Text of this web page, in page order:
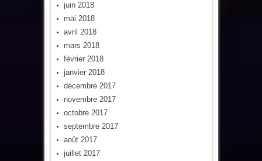
juin 2018
mai 2018
avril 2018
mars 2018
février 2018
janvier 2018
décembre 2017
novembre 2017
octobre 2017
septembre 2017
août 2017
juillet 2017